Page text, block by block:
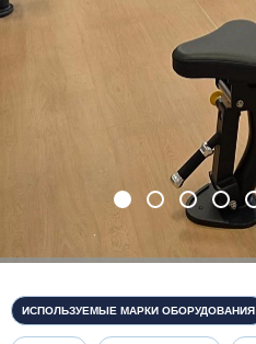
ИСПОЛЬЗУЕМЫЕ МАРКИ ОБОРУДОВАНИЯ